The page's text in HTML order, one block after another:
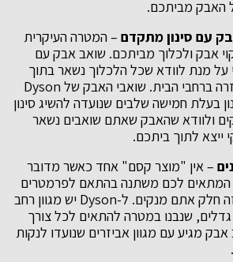
עם סינון מתקדם – המטרה העיקרית
אבק ולכלוך מביתכם. שואב אבק עם
על מנת לוודא שכל הלכלוך נשאר בתוך
המכל ולא מתפזר בחזרה ברחבי הבית. שואבי האבק של Dyson
בעלת חמישה שלבים שנועדה להשיג סינון
ולוודא שהאבק שאתם שואבים נשאר
ייצא לתוך ביתכם.
– אין "מוצר קסם" אחד כאשר מדובר
המתאים לכם משתנה בהתאם לפרמטרים
כמו גודל הבית, או איזה חלק אתם מנקים. ל-Dyson יש מגוון רחב
שנבנו במטרה להתאים לכל צורך
אבק מגיע עם מגוון אביזרים שנועדו לנקות